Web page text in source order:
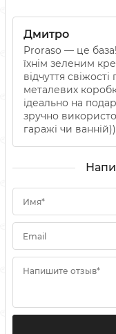
Дмитро
Proraso — це
їхнім зеленим
відчуття
металевих
ідеально на
зручно
гаражі чи ванній))
Имя*
Email
Напишите отзыв*